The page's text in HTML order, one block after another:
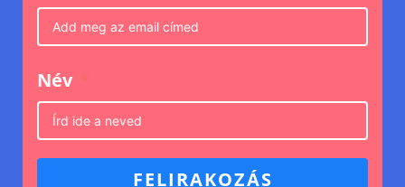
Név
FELIRAKOZÁS